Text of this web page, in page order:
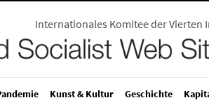
Internationales Komitee der Vierten
Kunst & Kultur Geschichte